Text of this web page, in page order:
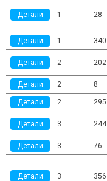
Детали 1 28
Детали 1 340
Детали 2 202
Детали 2 8
Детали 2 295
Детали 3 244
Детали 3 76
Детали 3 356